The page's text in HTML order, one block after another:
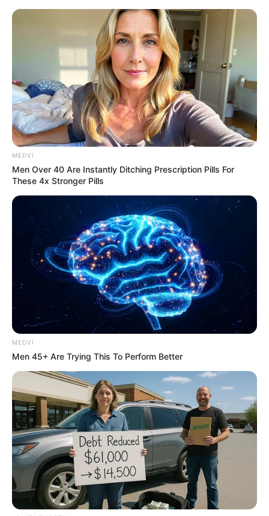
ปัญหาที่เกิดขึ้นในวันนี้ก็เพราะการกระทำของตัวคุณ
เองในอดีต ต้องหาทางออกด้วยประสบการณ์ครับ
การงานเกิดความล่าช้า ไม่ชัดเจนในแผนงาน ต้อง
ประสานงานให้ดี การเงินยังจับต้องไม่ได้ คาดหวังไว้
อาจต้องรอคอย
คนวันเสาร์
ไพ่ประจำวันของท่าน คือ ไพ่พอดี
วันนี้ทุกอย่างดำเนินไปอย่างช้าๆ การงานต้องรอคอย
ในการตัดสินใจ ทำให้ทุกอย่างไม่เป็นไปตามแผน บาง
ท่านมีเหตุให้ต้องตัดสินใจบางเรื่อง เกิดการรักพี่
เสียดายน้อง การเงินยังนิ่ง แต่จะได้เงินจากผลกำไร
บางอย่างมา
ยามมงคลความสำเร็จ ทรัพย์ ลาภยศ
ก่อเกิด
เวลา 06.00-8.24 น. และ 13.13-15.36 น.
สิ่งศักดิ์สิทธิ์ประจำวัน
แนะนำสักการะขอพรท้าวเวสสุวรรณ
การเสริมมงคลวันนี้
วันนี้หากติดขัดให้ทำบุญด้วยการให้ทานแล้วอุทิศบุญ
ให้เจ้ากรรมนายเวร
MEDVI
Men Over 40 Are Instantly Ditching Prescription Pills For
These 4x Stronger Pills
MEDVI
Men 45+ Are Trying This To Perform Better